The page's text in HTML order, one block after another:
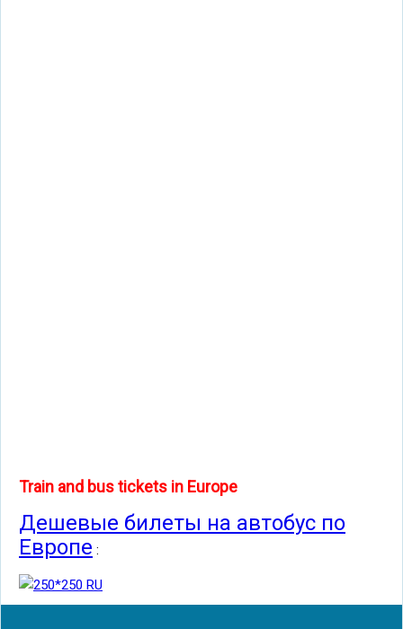
Train and bus tickets in Europe
Дешевые билеты на автобус по
Европе :